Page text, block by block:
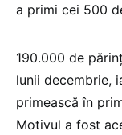
a primi cei 500
190.000 de
lunii decembrie,
primească în
Motivul a fost